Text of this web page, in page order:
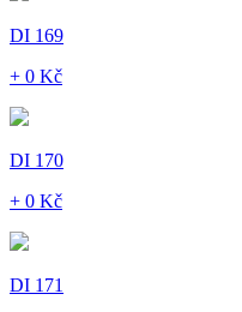
DI 169
+ 0 Kč
DI 170
+ 0 Kč
DI 171